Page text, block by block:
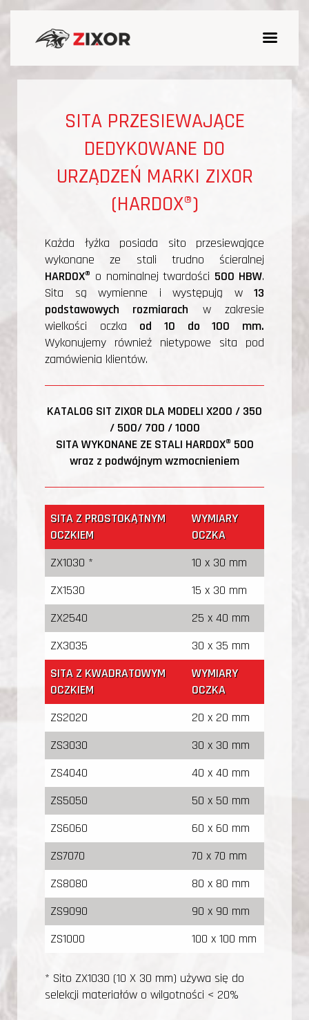
SITA PRZESIEWAJĄCE
DEDYKOWANE DO
URZĄDZEŃ MARKI ZIXOR
(HARDOX®)
Każda łyżka posiada sito przesiewające
wykonane ze stali trudno ścieralnej
HARDOX® o nominalnej twardości 500 HBW.
Sita są wymienne i występują w 13
podstawowych rozmiarach w zakresie
wielkości oczka od 10 do 100 mm.
Wykonujemy również nietypowe sita pod
zamówienia klientów.
KATALOG SIT ZIXOR DLA MODELI X200 / 350
/ 500/ 700 / 1000
SITA WYKONANE ZE STALI HARDOX® 500
wraz z podwójnym wzmocnieniem
SITA Z PROSTOKĄTNYM
OCZKIEM
WYMIARY
OCZKA
ZX1030 *
10 x 30 mm
ZX1530
15 x 30 mm
ZX2540
25 x 40 mm
ZX3035
30 x 35 mm
SITA Z KWADRATOWYM
OCZKIEM
WYMIARY
OCZKA
ZS2020
20 x 20 mm
ZS3030
30 x 30 mm
ZS4040
40 x 40 mm
ZS5050
50 x 50 mm
ZS6060
60 x 60 mm
ZS7070
70 x 70 mm
ZS8080
80 x 80 mm
ZS9090
90 x 90 mm
ZS1000
100 x 100 mm
* Sito ZX1030 (10 X 30 mm) używa się do
selekcji materiałów o wilgotności < 20%